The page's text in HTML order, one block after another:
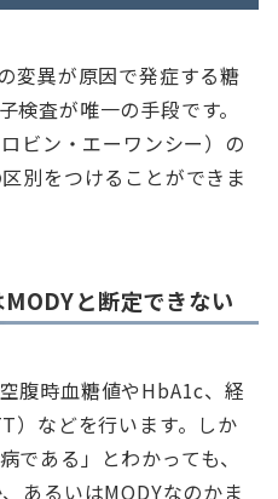
変異が原因で発症する糖
検査が唯一の手段です。
ビン・エーワンシー）の
別をつけることができま
と断定できない
腹時血糖値やHbA1c、経
）などを行います。しか
である」とわかっても、
あるいはMODYなのかま